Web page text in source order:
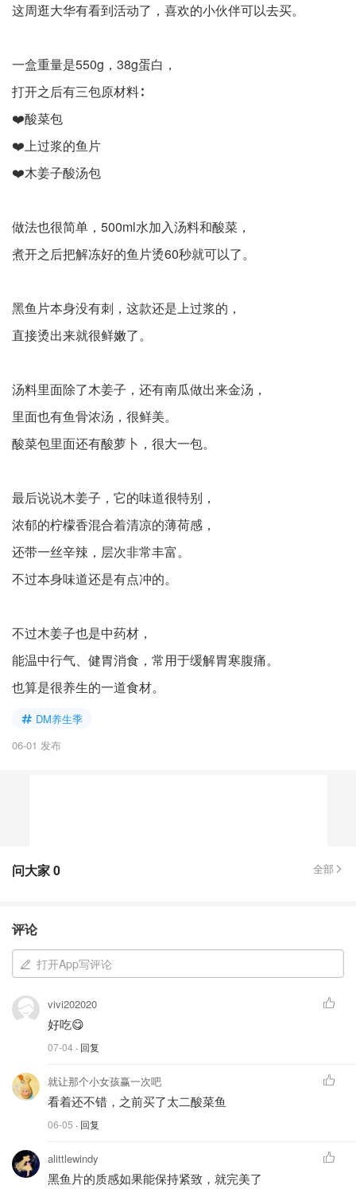
这周逛大华有看到活动了，喜欢的小伙伴可以去买。
一盒重量是550g，38g蛋白，
打开之后有三包原材料∶
❤️酸菜包
❤️上过浆的鱼片
❤️木姜子酸汤包
做法也很简单，500ml水加入汤料和酸菜，
煮开之后把解冻好的鱼片烫60秒就可以了。
黑鱼片本身没有刺，这款还是上过浆的，
直接烫出来就很鲜嫩了。
汤料里面除了木姜子，还有南瓜做出来金汤，
里面也有鱼骨浓汤，很鲜美。
酸菜包里面还有酸萝卜，很大一包。
最后说说木姜子，它的味道很特别，
浓郁的柠檬香混合着清凉的薄荷感，
还带一丝辛辣，层次非常丰富。
不过本身味道还是有点冲的。
不过木姜子也是中药材，
能温中行气、健胃消食，常用于缓解胃寒腹痛。
也算是很养生的一道食材。
DM养生季
06-01 发布
问大家0 全部
评论
打开App写评论
vivi202020
好吃😋
07-04 · 回复
就让那个小女孩赢一次吧
看着还不错，之前买了太二酸菜鱼
06-05 · 回复
alittlewindy
黑鱼片的质感如果能保持紧致，就完美了